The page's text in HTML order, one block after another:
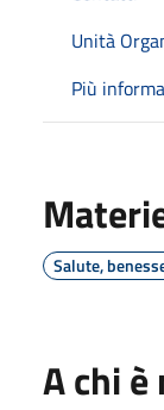
Unità
Più
Salute,
A chi